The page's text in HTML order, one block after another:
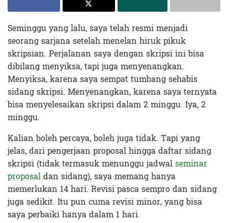
Seminggu yang lalu, saya telah resmi menjadi
seorang sarjana setelah menelan hiruk pikuk
skripsian. Perjalanan saya dengan skripsi ini bisa
dibilang menyiksa, tapi juga menyenangkan.
Menyiksa, karena saya sempat tumbang sehabis
sidang skripsi. Menyenangkan, karena saya ternyata
bisa menyelesaikan skripsi dalam 2 minggu. Iya, 2
minggu.
Kalian boleh percaya, boleh juga tidak. Tapi yang
jelas, dari pengerjaan proposal hingga daftar sidang
skripsi (tidak termasuk menunggu jadwalseminar
proposaldan sidang), saya memang hanya
memerlukan 14 hari. Revisi pasca sempro dan sidang
juga sedikit. Itu pun cuma revisi minor, yang bisa
saya perbaiki hanya dalam 1 hari.